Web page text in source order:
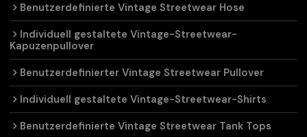
Benutzerdefinierte Vintage Streetwear Hose
Individuell gestaltete Vintage-Streetwear-
Kapuzenpullover
Benutzerdefinierter Vintage Streetwear Pullover
Individuell gestaltete Vintage-Streetwear-Shirts
Benutzerdefinierte Vintage Streetwear Tank Tops